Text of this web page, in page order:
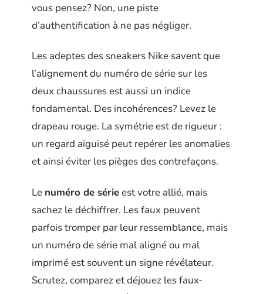
vous pensez? Non, une piste
d’authentification à ne pas négliger.
Les adeptes des sneakers Nike savent que
l’alignement du numéro de série sur les
deux chaussures est aussi un indice
fondamental. Des incohérences? Levez le
drapeau rouge. La symétrie est de rigueur :
un regard aiguisé peut repérer les anomalies
et ainsi éviter les pièges des contrefaçons.
Le numéro de sérieest votre allié, mais
sachez le déchiffrer. Les faux peuvent
parfois tromper par leur ressemblance, mais
un numéro de série mal aligné ou mal
imprimé est souvent un signe révélateur.
Scrutez, comparez et déjouez les faux-